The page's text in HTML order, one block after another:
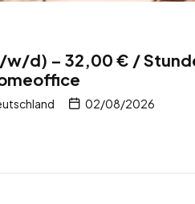
w/d) – 32,00 € /
02/08/2026